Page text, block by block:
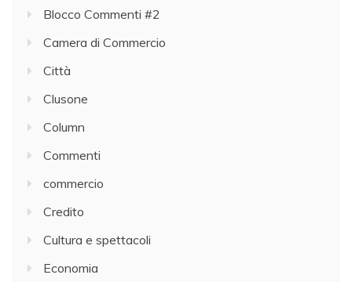
Blocco Commenti #2
Camera di Commercio
Città
Clusone
Column
Commenti
commercio
Credito
Cultura e spettacoli
Economia